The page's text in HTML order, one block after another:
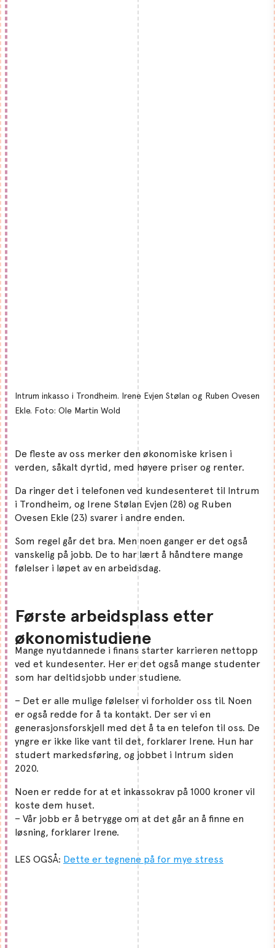
Intrum inkasso i Trondheim. Irene Evjen Stølan og Ruben Ovesen
Ekle. Foto: Ole Martin Wold
De fleste av oss merker den økonomiske krisen i
verden, såkalt dyrtid, med høyere priser og renter.
Da ringer det i telefonen ved kundesenteret til Intrum
i Trondheim, og Irene Stølan Evjen (28) og Ruben
Ovesen Ekle (23) svarer i andre enden.
Som regel går det bra. Men noen ganger er det også
vanskelig på jobb. De to har lært å håndtere mange
følelser i løpet av en arbeidsdag.
Første arbeidsplass etter
økonomistudiene
Mange nyutdannede i finans starter karrieren nettopp
ved et kundesenter. Her er det også mange studenter
som har deltidsjobb under studiene.
– Det er alle mulige følelser vi forholder oss til. Noen
er også redde for å ta kontakt. Der ser vi en
generasjonsforskjell med det å ta en telefon til oss. De
yngre er ikke like vant til det, forklarer Irene. Hun har
studert markedsføring, og jobbet i Intrum siden
2020.
Noen er redde for at et inkassokrav på 1000 kroner vil
koste dem huset.
– Vår jobb er å betrygge om at det går an å finne en
løsning, forklarer Irene.
LES OGSÅ: Dette er tegnene på for mye stress